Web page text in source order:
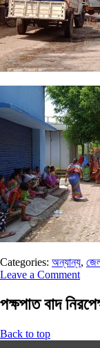
Categories: অন্যান্য,
Leave a Comment
পক্ষপাত বাদ
Back to top